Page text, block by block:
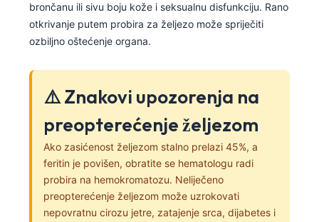
brončanu ili sivu boju kože i seksualnu disfunkciju. Rano
otkrivanje putem probira za željezo može spriječiti
ozbiljno oštećenje organa.
⚠️ Znakovi upozorenja na
preopterećenje željezom
Ako zasićenost željezom stalno prelazi 45%, a
feritin je povišen, obratite se hematologu radi
probira na hemokromatozu. Neliječeno
preopterećenje željezom može uzrokovati
nepovratnu cirozu jetre, zatajenje srca, dijabetes i